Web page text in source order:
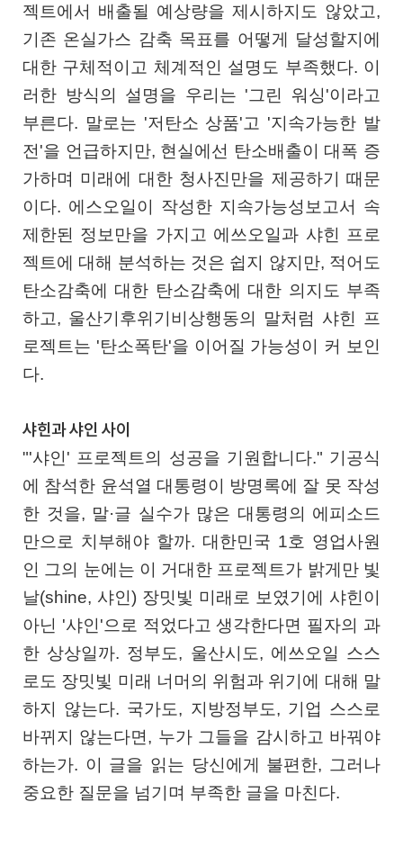
젝트에서 배출될 예상량을 제시하지도 않았고,
기존 온실가스 감축 목표를 어떻게 달성할지에
대한 구체적이고 체계적인 설명도 부족했다. 이
러한 방식의 설명을 우리는 '그린 워싱'이라고
부른다. 말로는 '저탄소 상품'고 '지속가능한 발
전'을 언급하지만, 현실에선 탄소배출이 대폭 증
가하며 미래에 대한 청사진만을 제공하기 때문
이다. 에스오일이 작성한 지속가능성보고서 속
제한된 정보만을 가지고 에쓰오일과 샤힌 프로
젝트에 대해 분석하는 것은 쉽지 않지만, 적어도
탄소감축에 대한 탄소감축에 대한 의지도 부족
하고, 울산기후위기비상행동의 말처럼 샤힌 프
로젝트는 '탄소폭탄'을 이어질 가능성이 커 보인
다.
샤힌과 샤인 사이
"'샤인' 프로젝트의 성공을 기원합니다." 기공식
에 참석한 윤석열 대통령이 방명록에 잘 못 작성
한 것을, 말·글 실수가 많은 대통령의 에피소드
만으로 치부해야 할까. 대한민국 1호 영업사원
인 그의 눈에는 이 거대한 프로젝트가 밝게만 빛
날(shine, 샤인) 장밋빛 미래로 보였기에 샤힌이
아닌 '샤인'으로 적었다고 생각한다면 필자의 과
한 상상일까. 정부도, 울산시도, 에쓰오일 스스
로도 장밋빛 미래 너머의 위험과 위기에 대해 말
하지 않는다. 국가도, 지방정부도, 기업 스스로
바뀌지 않는다면, 누가 그들을 감시하고 바꿔야
하는가. 이 글을 읽는 당신에게 불편한, 그러나
중요한 질문을 넘기며 부족한 글을 마친다.